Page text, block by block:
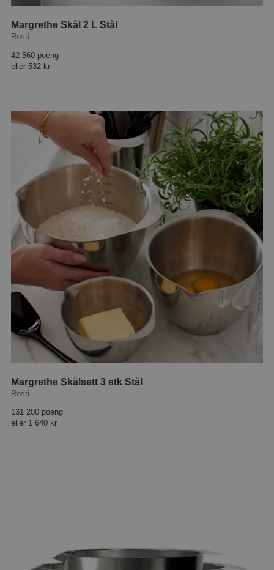
Margrethe Skål 2 L Stål
Rosti
42 560 poeng
eller 532 kr
Margrethe Skålsett 3 stk Stål
Rosti
131 200 poeng
eller 1 640 kr